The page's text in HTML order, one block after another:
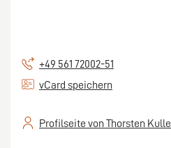
+49 561 72002-51
vCard speichern
Profilseite von Thorsten Kulle